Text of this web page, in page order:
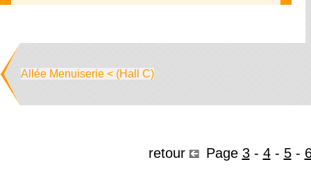
Allée Menuiserie < (Hall C)
retour Page 3- 4- 5-